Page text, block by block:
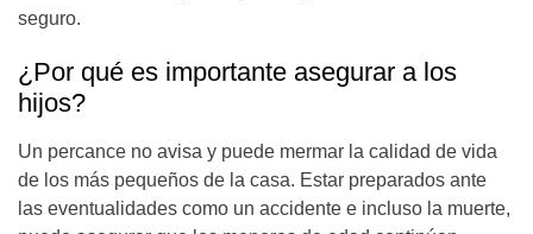
seguro.
¿Por qué es importante asegurar a los
hijos?
Un percance no avisa y puede mermar la calidad de vida
de los más pequeños de la casa. Estar preparados ante
las eventualidades como un accidente e incluso la muerte,